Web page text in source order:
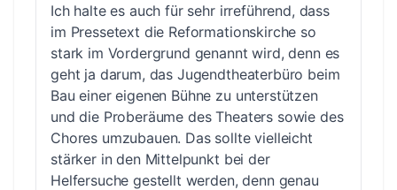
Ich halte es auch für sehr irreführend, dass
im Pressetext die Reformationskirche so
stark im Vordergrund genannt wird, denn es
geht ja darum, das Jugendtheaterbüro beim
Bau einer eigenen Bühne zu unterstützen
und die Proberäume des Theaters sowie des
Chores umzubauen. Das sollte vielleicht
stärker in den Mittelpunkt bei der
Helfersuche gestellt werden, denn genau